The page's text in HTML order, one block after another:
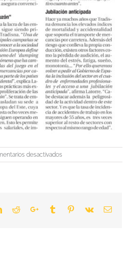
desactivadosen
Estamos
logística
LinkedIn
RedditGoogle+Tumblr Pinterest
Vk Email